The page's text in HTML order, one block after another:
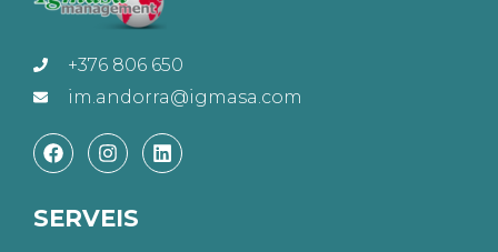
+376 806 650
im.andorra@igmasa.com
SERVEIS